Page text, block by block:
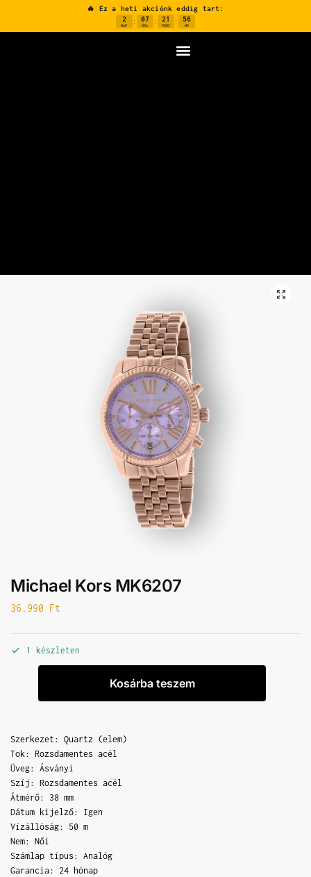
🔥 Ez a heti akciónk eddig tart:
2
NAP
: 07
ÓRA
: 21
PERC
: 55
MP
Michael Kors MK6207
36.990 Ft
1 készleten
Kosárba teszem
Szerkezet: Quartz (elem)
Tok: Rozsdamentes acél
Üveg: Ásványi
Szíj: Rozsdamentes acél
Átmérő: 38 mm
Dátum kijelző: Igen
Vízállóság: 50 m
Nem: Női
Számlap típus: Analóg
Garancia: 24 hónap